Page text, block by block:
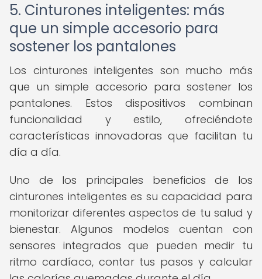
5. Cinturones inteligentes: más
que un simple accesorio para
sostener los pantalones
Los cinturones inteligentes son mucho más
que un simple accesorio para sostener los
pantalones. Estos dispositivos combinan
funcionalidad y estilo, ofreciéndote
características innovadoras que facilitan tu
día a día.
Uno de los principales beneficios de los
cinturones inteligentes es su capacidad para
monitorizar diferentes aspectos de tu salud y
bienestar. Algunos modelos cuentan con
sensores integrados que pueden medir tu
ritmo cardíaco, contar tus pasos y calcular